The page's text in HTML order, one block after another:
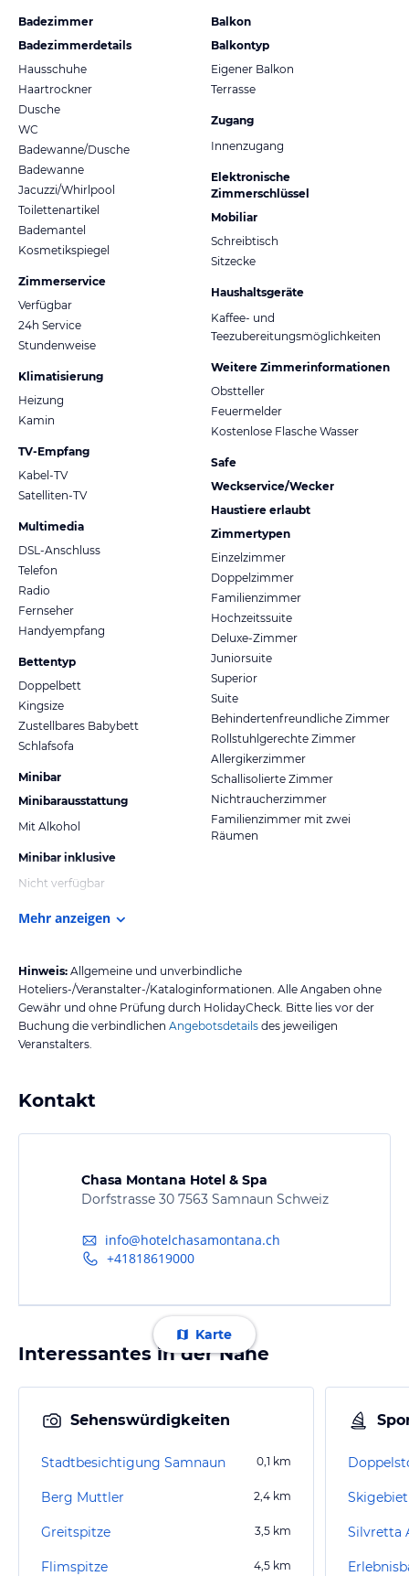
Badezimmer
Badezimmerdetails
Hausschuhe
Haartrockner
Dusche
WC
Badewanne/Dusche
Badewanne
Jacuzzi/Whirlpool
Toilettenartikel
Bademantel
Kosmetikspiegel
Zimmerservice
Verfügbar
24h Service
Stundenweise
Klimatisierung
Heizung
Kamin
TV-Empfang
Kabel-TV
Satelliten-TV
Multimedia
DSL-Anschluss
Telefon
Radio
Fernseher
Handyempfang
Bettentyp
Doppelbett
Kingsize
Zustellbares Babybett
Schlafsofa
Minibar
Minibarausstattung
Mit Alkohol
Minibar inklusive
Nicht verfügbar
Balkon
Balkontyp
Eigener Balkon
Terrasse
Zugang
Innenzugang
Elektronische
Zimmerschlüssel
Mobiliar
Schreibtisch
Sitzecke
Haushaltsgeräte
Kaffee- und
Teezubereitungsmöglichkeiten
Weitere Zimmerinformationen
Obstteller
Feuermelder
Kostenlose Flasche Wasser
Safe
Weckservice/Wecker
Haustiere erlaubt
Zimmertypen
Einzelzimmer
Doppelzimmer
Familienzimmer
Hochzeitssuite
Deluxe-Zimmer
Juniorsuite
Superior
Suite
Behindertenfreundliche Zimmer
Rollstuhlgerechte Zimmer
Allergikerzimmer
Schallisolierte Zimmer
Nichtraucherzimmer
Familienzimmer mit zwei
Räumen
Mehr anzeigen
Hinweis: Allgemeine und unverbindliche
Hoteliers-/Veranstalter-/Kataloginformationen. Alle Angaben ohne
Gewähr und ohne Prüfung durch HolidayCheck. Bitte lies vor der
Buchung die verbindlichen Angebotsdetails des jeweiligen
Veranstalters.
Kontakt
Chasa Montana Hotel & Spa
Dorfstrasse 30 7563 Samnaun Schweiz
info@hotelchasamontana.ch
+41818619000
Karte
Interessantes in der Nähe
Sehenswürdigkeiten
Stadtbesichtigung Samnaun 0,1 km
Berg Muttler 2,4 km
Greitspitze 3,5 km
Flimspitze 4,5 km
Silvretta